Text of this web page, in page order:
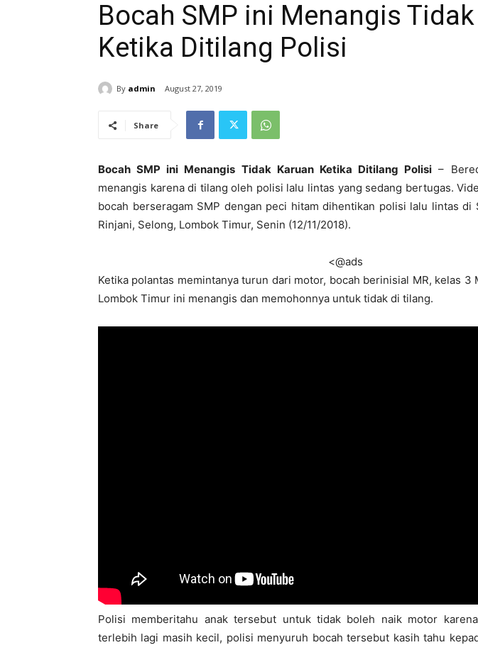
Bocah SMP ini Menangis
Ketika Ditilang Polisi
By admin August 27, 2019
Share
Bocah SMP ini Menangis Tidak Karuan Ketika Ditilang Polisi –
menangis karena di tilang oleh polisi lalu lintas yang sedang bertugas.
bocah berseragam SMP dengan peci hitam dihentikan polisi lalu lintas di
Rinjani, Selong, Lombok Timur, Senin (12/11/2018).
<@ads
Ketika polantas memintanya turun dari motor, bocah berinisial MR, kelas 3
Lombok Timur ini menangis dan memohonnya untuk tidak di tilang.
Polisi memberitahu anak tersebut untuk tidak boleh naik motor
terlebih lagi masih kecil, polisi menyuruh bocah tersebut kasih tahu